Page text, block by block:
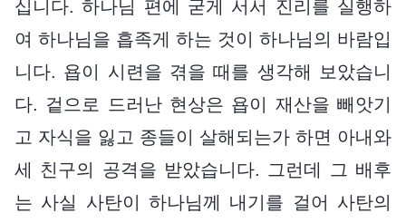
십니다. 하나님 편에 굳게 서서 진리를 실행하
여 하나님을 흡족게 하는 것이 하나님의 바람입
니다. 욥이 시련을 겪을 때를 생각해 보았습니
다. 겉으로 드러난 현상은 욥이 재산을 빼앗기
고 자식을 잃고 종들이 살해되는가 하면 아내와
세 친구의 공격을 받았습니다. 그런데 그 배후
는 사실 사탄이 하나님께 내기를 걸어 사탄의